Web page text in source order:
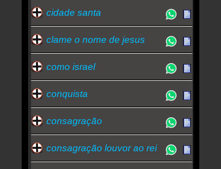
cidade santa
clame o nome de jesus
como israel
conquista
consagração
consagração louvor ao rei